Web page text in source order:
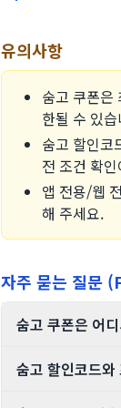
유의사항
숨고 쿠폰은
한될 수 있
숨고 할인코
전 조건 확
앱 전용/웹
해 주세요.
자주 묻는 질문
숨고 쿠폰은 어
숨고 할인코드